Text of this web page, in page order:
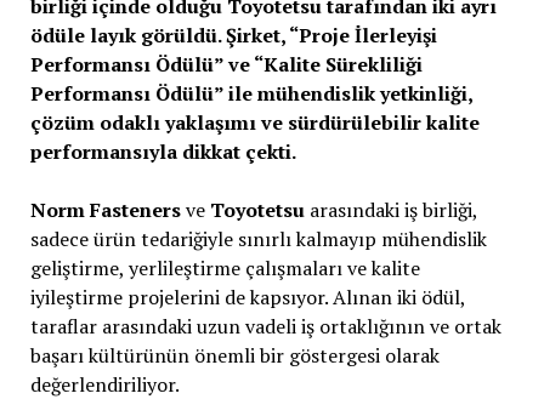
birliği içinde olduğu Toyotetsu tarafından iki ayrı
ödüle layık görüldü. Şirket, “Proje İlerleyişi
Performansı Ödülü” ve “Kalite Sürekliliği
Performansı Ödülü” ile mühendislik yetkinliği,
çözüm odaklı yaklaşımı ve sürdürülebilir kalite
performansıyla dikkat çekti.
Norm Fastenersve Toyotetsuarasındaki iş birliği,
sadece ürün tedariğiyle sınırlı kalmayıp mühendislik
geliştirme, yerlileştirme çalışmaları ve kalite
iyileştirme projelerini de kapsıyor. Alınan iki ödül,
taraflar arasındaki uzun vadeli iş ortaklığının ve ortak
başarı kültürünün önemli bir göstergesi olarak
değerlendiriliyor.